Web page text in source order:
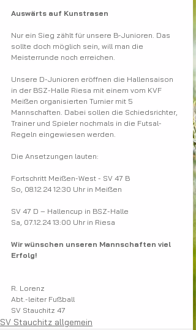
Auswärts auf Kunstrasen
Nur ein Sieg zählt für unsere B-Junioren. Das
sollte doch möglich sein, will man die
Meisterrunde noch erreichen.
Unsere D-Junioren eröffnen die Hallensaison
in der BSZ-Halle Riesa mit einem vom KVF
Meißen organisierten Turnier mit 5
Mannschaften. Dabei sollen die Schiedsrichter,
Trainer und Spieler nochmals in die Futsal-
Regeln eingewiesen werden.
Die Ansetzungen lauten:
Fortschritt Meißen-West - SV 47 B
So, 08.12.24 12:30 Uhr in Meißen
SV 47 D – Hallencup in BSZ-Halle
Sa, 07.12.24 13:00 Uhr in Riesa
Wir wünschen unseren Mannschaften viel
Erfolg!
R. Lorenz
Abt.-leiter Fußball
SV Stauchitz 47
SV Stauchitz allgemein